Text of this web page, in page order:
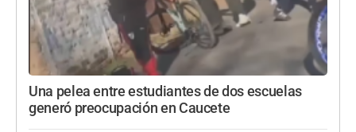
Una pelea entre estudiantes de dos escuelas
generó preocupación en Caucete